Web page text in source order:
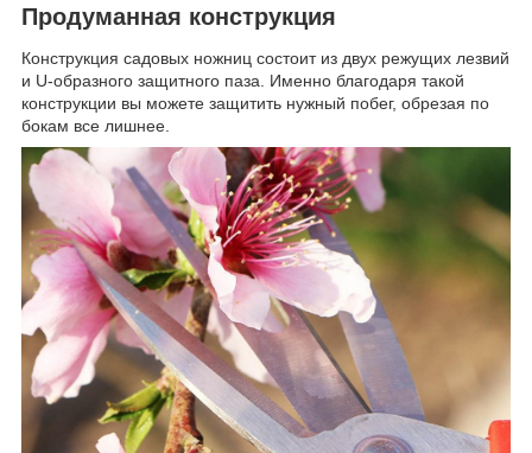
Продуманная конструкция
Конструкция садовых ножниц состоит из двух режущих лезвий
и U-образного защитного паза. Именно благодаря такой
конструкции вы можете защитить нужный побег, обрезая по
бокам все лишнее.